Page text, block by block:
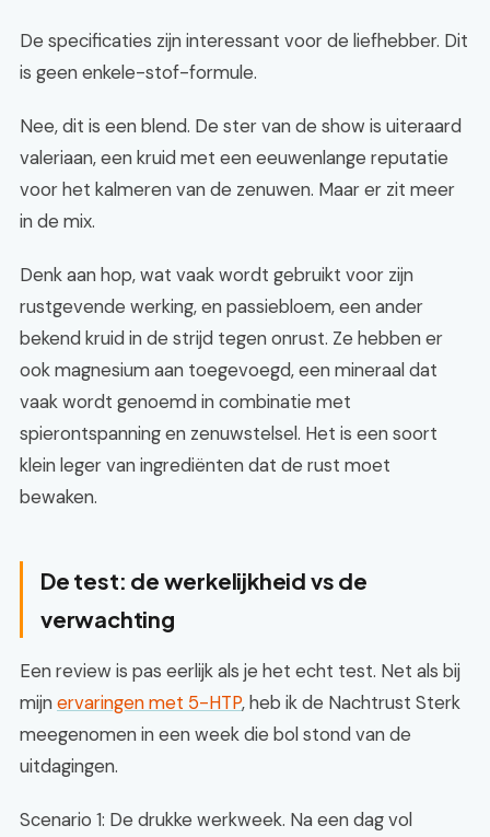
De specificaties zijn interessant voor de liefhebber. Dit
is geen enkele-stof-formule.
Nee, dit is een blend. De ster van de show is uiteraard
valeriaan, een kruid met een eeuwenlange reputatie
voor het kalmeren van de zenuwen. Maar er zit meer
in de mix.
Denk aan hop, wat vaak wordt gebruikt voor zijn
rustgevende werking, en passiebloem, een ander
bekend kruid in de strijd tegen onrust. Ze hebben er
ook magnesium aan toegevoegd, een mineraal dat
vaak wordt genoemd in combinatie met
spierontspanning en zenuwstelsel. Het is een soort
klein leger van ingrediënten dat de rust moet
bewaken.
De test: de werkelijkheid vs de
verwachting
Een review is pas eerlijk als je het echt test. Net als bij
mijnervaringen met 5-HTP, heb ik de Nachtrust Sterk
meegenomen in een week die bol stond van de
uitdagingen.
Scenario 1: De drukke werkweek. Na een dag vol